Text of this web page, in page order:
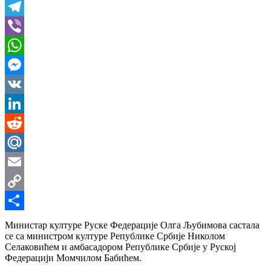
X
Telegram
Viber
WhatsApp
Messenger
VK
LinkedIn
Reddit
Mail.Ru
Email
Copy
Link
Share
Министар културе Руске Федерације Олга Љубимова састала
се са министром културе Републике Србије Николом
Селаковићем и амбасадором Републике Србије у Руској
Федерацији Момчилом Бабићем.